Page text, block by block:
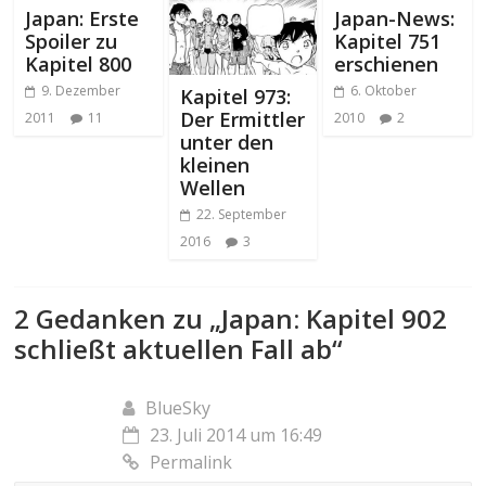
Japan: Erste
Spoiler zu
Kapitel 800
9. Dezember
2011
11
Kapitel 973:
Der Ermittler
unter den
kleinen
Wellen
22. September
2016
3
Japan-News:
Kapitel 751
erschienen
6. Oktober
2010
2
2 Gedanken zu „Japan: Kapitel 902
schließt aktuellen Fall ab“
BlueSky
23. Juli 2014 um 16:49
Permalink